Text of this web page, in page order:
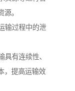
。
输过程中的泄
有连续性、
，提高运输效